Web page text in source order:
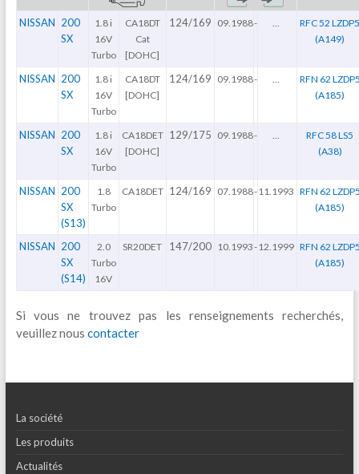
NISSAN 200
SX
1.8 i
16V
Turbo
CA18DT
Cat
[DOHC]
124/169 09.1988-
RFC 52
(A149)
NISSAN 200
SX
1.8 i
16V
Turbo
CA18DT
[DOHC]
124/169 09.1988-
RFN 62
(A185)
NISSAN 200
SX
1.8 i
16V
Turbo
CA18DET
[DOHC]
129/175 09.1988-
RFC 58 LS5
(A38)
NISSAN 200
SX
(S13)
1.8
Turbo
CA18DET 124/169 07.1988-11.1993 RFN 62
(A185)
NISSAN 200
SX
(S14)
2.0
Turbo
16V
SR20DET 147/200 10.1993-12.1999 RFN 62
(A185)
Si vous ne trouvez pas les renseignements recherchés,
veuillez nous contacter
La société
Les produits
Actualités